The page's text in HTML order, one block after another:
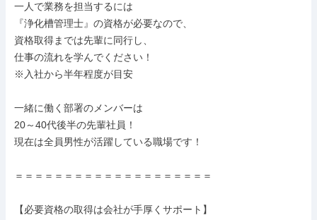
一人で業務を担当するには
『浄化槽管理士』の資格が必要なので、
資格取得までは先輩に同行し、
仕事の流れを学んでください！
※入社から半年程度が目安
一緒に働く部署のメンバーは
20～40代後半の先輩社員！
現在は全員男性が活躍している職場です！
＝＝＝＝＝＝＝＝＝＝＝＝＝＝＝＝＝＝＝＝
【必要資格の取得は会社が手厚くサポート】